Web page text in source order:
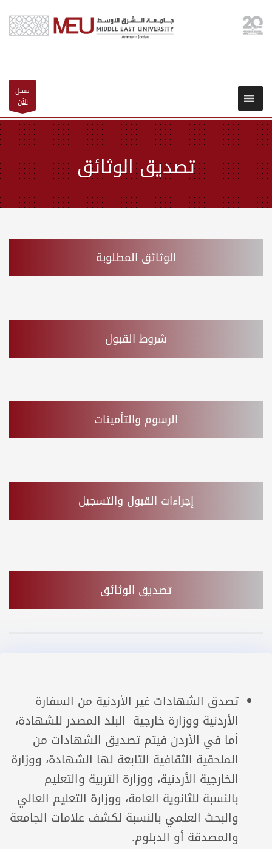
سجل
الآن
تصديق الوثائق
الوثائق المطلوبة
شروط القبول
الرسوم والتأمينات
إجراءات القبول والتسجيل
تصديق الوثائق
تصدق الشهادات غير الأردنية من السفارة
الأردنية ووزارة خارجية البلد المصدر للشهادة،
أما في الأردن فيتم تصديق الشهادات من
الملحقية الثقافية التابعة لها الشهادة، ووزارة
الخارجية الأردنية، ووزارة التربية والتعليم
بالنسبة للثانوية العامة، ووزارة التعليم العالي
والبحث العلمي بالنسبة لكشف علامات الجامعة
والمصدقة أو الدبلوم.